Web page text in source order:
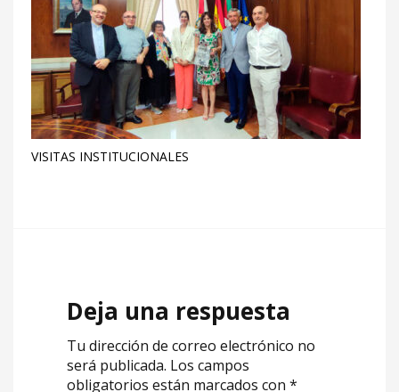
VISITAS INSTITUCIONALES
Deja una respuesta
Tu dirección de correo electrónico no
será publicada. Los campos
obligatorios están marcados con *